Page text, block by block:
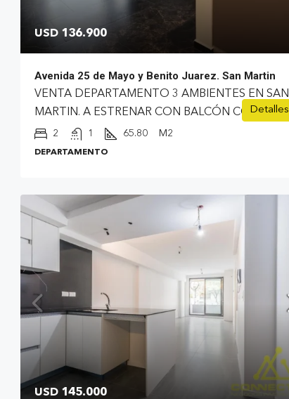
USD 136.900
Avenida 25 de Mayo y Benito Juarez. San Martin
VENTA DEPARTAMENTO 3 AMBIENTES EN SAN
MARTIN. A ESTRENAR CON BALCÓN CORRIDO.
2 1 65.80 M2
DEPARTAMENTO
Detalles
USD 145.000